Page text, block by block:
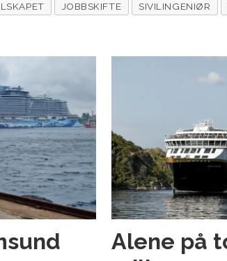
JOBBSKIFTE SIVILINGENIØR
Alene på